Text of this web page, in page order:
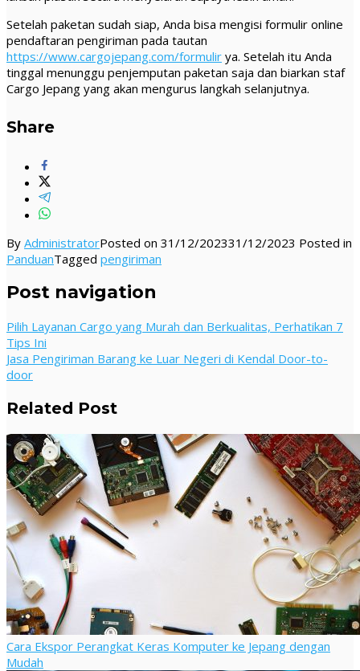
Setelah paketan sudah siap, Anda bisa mengisi formulir online
pendaftaran pengiriman pada tautan
https://www.cargojepang.com/formulir ya. Setelah itu Anda
tinggal menunggu penjemputan paketan saja dan biarkan staf
Cargo Jepang yang akan mengurus langkah selanjutnya.
Share
By AdministratorPosted on 31/12/202331/12/2023 Posted in
PanduanTagged pengiriman
Post navigation
Pilih Layanan Cargo yang Murah dan Berkualitas, Perhatikan 7
Tips Ini
Jasa Pengiriman Barang ke Luar Negeri di Kendal Door-to-
door
Related Post
Cara Ekspor Perangkat Keras Komputer ke Jepang dengan
Mudah